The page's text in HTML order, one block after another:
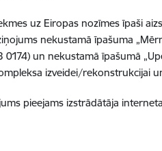
uz Eiropas nozīmes īpaši
nekustamā īpašuma
un nekustamā īpašumā
izveidei/rekonstrukcijai
pieejams izstrādātāja